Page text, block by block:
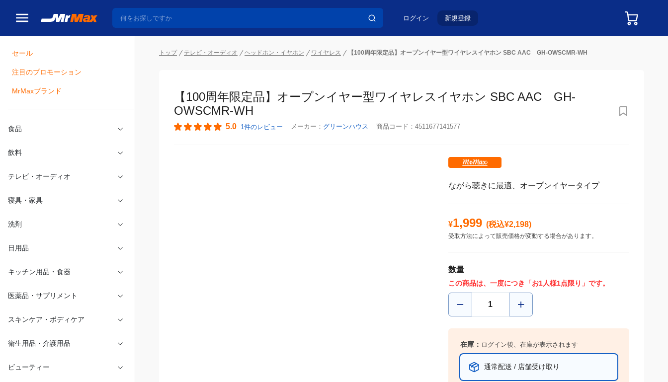
ログイン 新規登録
セール
注目のプロモーション
MrMaxブランド
食品
飲料
テレビ・オーディオ
寝具・家具
洗剤
日用品
トップ テレビ・オーディオ ヘッドホン・イヤホン ワイヤレス 【100周年限定品】オープンイヤー型ワイヤレスイヤホン SBC AAC GH-OWSCMR-WH
【100周年限定品】オープンイヤー型ワイヤレスイヤホン SBC AAC GH-
OWSCMR-WH
5.0 1件のレビュー メーカー： グリーンハウス 商品コード： 4511677141577
ながら聴きに最適、オープンイヤータイプ
¥1,999 (税込¥2,198)
受取方法によって販売価格が変動する場合があります。
数量
この商品は、一度につき「お1人様1点限り」です。
在庫： ログイン後、在庫が表示されます
通常配送 / 店舗受け取り